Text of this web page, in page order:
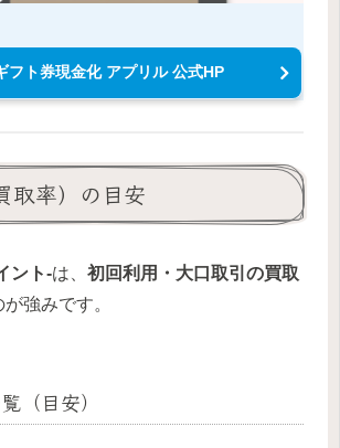
フト券現金化 アプリル 公式HP
取率）の目安
ント-は、 初回利用・大口取引の買取
が強みです。
（目安）